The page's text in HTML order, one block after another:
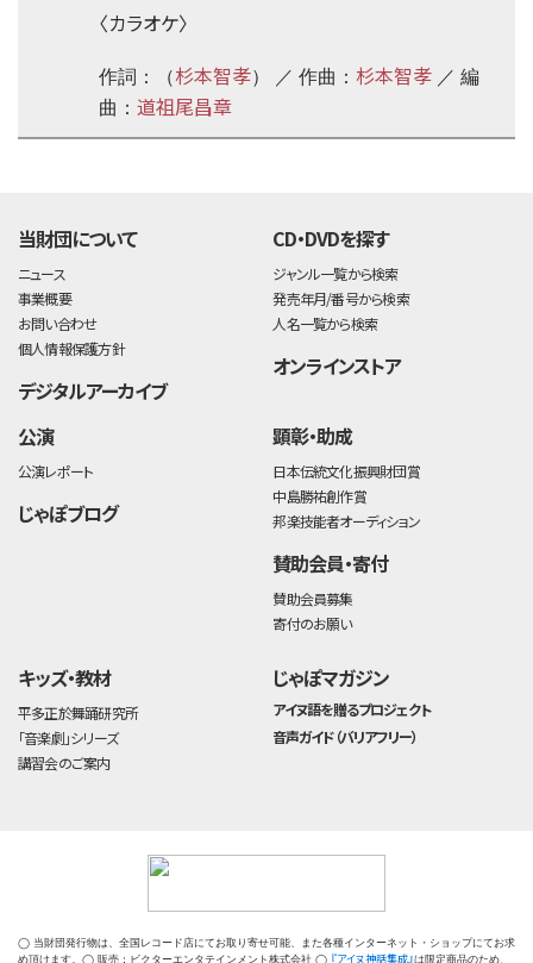
〈カラオケ〉
作詞：（杉本智孝） ／ 作曲： 杉本智孝 ／ 編
曲： 道祖尾昌章
当財団について
ニュース
事業概要
お問い合わせ
個人情報保護方針
デジタルアーカイブ
CD・DVDを探す
ジャンル一覧から検索
発売年月/番号から検索
人名一覧から検索
オンラインストア
公演
公演レポート
じゃぽブログ
顕彰・助成
日本伝統文化振興財団賞
中島勝祐創作賞
邦楽技能者オーディション
賛助会員・寄付
賛助会員募集
寄付のお願い
キッズ・教材
平多正於舞踊研究所
「音楽劇」シリーズ
講習会のご案内
じゃぽマガジン
アイヌ語を贈るプロジェクト
音声ガイド（バリアフリー）
◯ 当財団発行物は、全国レコード店にてお取り寄せ可能、また各種インターネット・ショップにてお求
め頂けます。◯ 販売：ビクターエンタテインメント株式会社 ◯ 『アイヌ神話集成』は限定商品のため、